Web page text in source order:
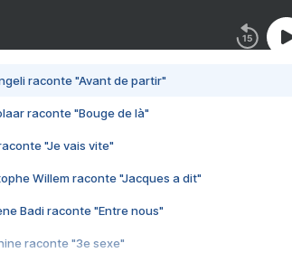
raconte "Avant de partir"
raconte "Bouge de là"
"Je vais vite"
Willem raconte "Jacques a dit"
Badi raconte "Entre nous"
raconte "3e sexe"